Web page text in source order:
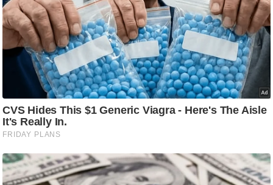
क
मा
तृ
स्तं
भ
ए
.
आ